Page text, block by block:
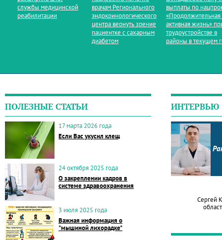
службы медицинской
реабилитации
врачам Регионального
эндокринологического
центра вернуть зрение
пациентке с сахарным
диабетом
выплаты по
«Продолжительная
активная жизнь»
трудоустройстве в
районы в текущем
ПОЛЕЗНЫЕ СТАТЬИ
17 марта 2026 года
Если Вас укусил клещ
24 октября 2025 года
О закреплении кадров в
системе здравоохранения
3 июля 2025 года
Важная информация о
"мышиной лихорадке"
ИНТЕРВЬЮ
Сергей